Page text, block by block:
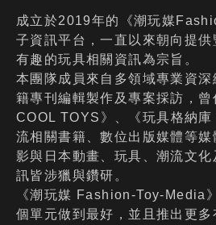
成立於2019年的《潮玩媒
子資訊平台，一直以來朝向提供
有趣的玩具相關資訊為宗旨。
本團隊成員來自多領域專業資
籍專刊編輯製作及專案採訪，曾
COOL TOYS》、《玩具格納
流相關書籍、數位出版媒體等
影與日本動畫、玩具、潮流文
訊皆涉獵與鑽研。
《潮玩媒 Fashion-Toy-Media
個單元做到最好，並且推出更